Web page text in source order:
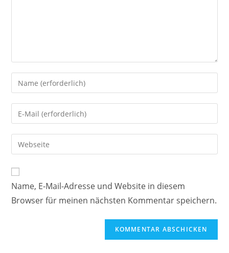
Name, E-Mail-Adresse und Website in diesem
Browser für meinen nächsten Kommentar speichern.